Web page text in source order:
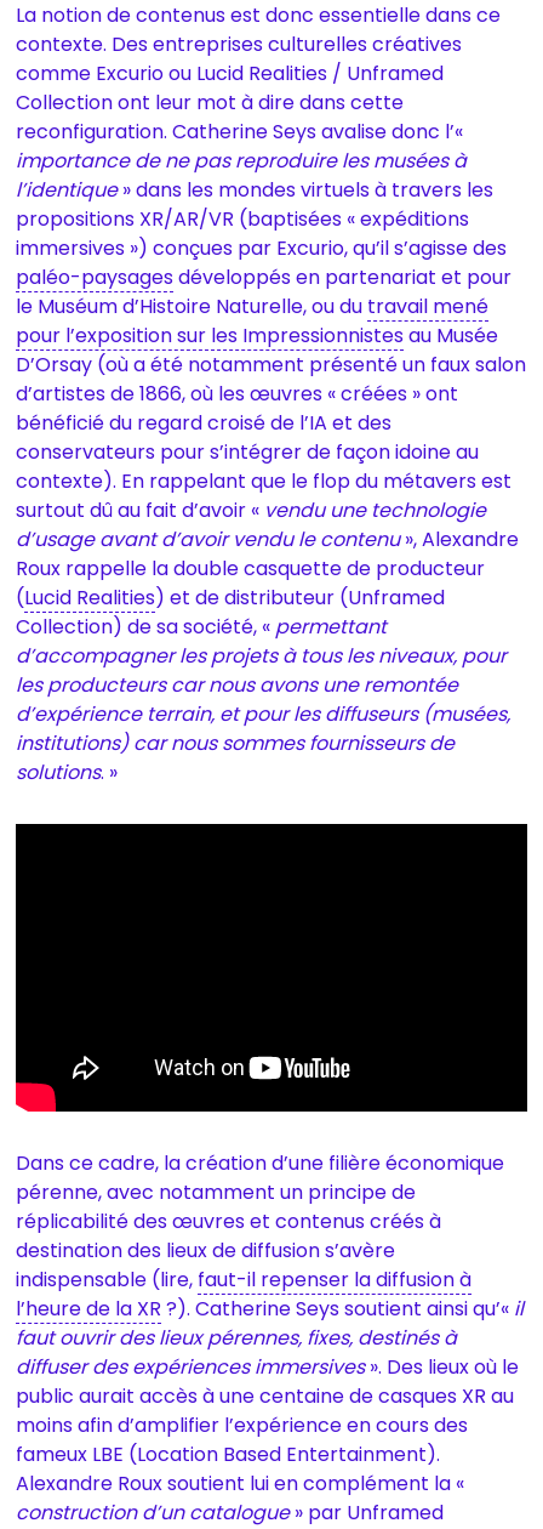
La notion de contenus est donc essentielle dans ce
contexte. Des entreprises culturelles créatives
comme Excurio ou Lucid Realities / Unframed
Collection ont leur mot à dire dans cette
reconfiguration. Catherine Seys avalise donc l’«
importance de ne pas reproduire les musées à
l’identique» dans les mondes virtuels à travers les
propositions XR/AR/VR (baptisées « expéditions
immersives ») conçues par Excurio, qu’il s’agisse des
paléo-paysagesdéveloppés en partenariat et pour
le Muséum d’Histoire Naturelle, ou du travail mené
pour l’exposition sur les Impressionnistesau Musée
D’Orsay (où a été notamment présenté un faux salon
d’artistes de 1866, où les œuvres « créées » ont
bénéficié du regard croisé de l’IA et des
conservateurs pour s’intégrer de façon idoine au
contexte). En rappelant que le flop du métavers est
surtout dû au fait d’avoir « vendu une technologie
d’usage avant d’avoir vendu le contenu», Alexandre
Roux rappelle la double casquette de producteur
(Lucid Realities) et de distributeur (Unframed
Collection) de sa société, « permettant
d’accompagner les projets à tous les niveaux, pour
les producteurs car nous avons une remontée
d’expérience terrain, et pour les diffuseurs (musées,
institutions) car nous sommes fournisseurs de
solutions. »
Dans ce cadre, la création d’une filière économique
pérenne, avec notamment un principe de
réplicabilité des œuvres et contenus créés à
destination des lieux de diffusion s’avère
indispensable (lire, faut-il repenser la diffusion à
l’heure de la XR ?). Catherine Seys soutient ainsi qu’« il
faut ouvrir des lieux pérennes, fixes, destinés à
diffuser des expériences immersives». Des lieux où le
public aurait accès à une centaine de casques XR au
moins afin d’amplifier l’expérience en cours des
fameux LBE (Location Based Entertainment).
Alexandre Roux soutient lui en complément la «
construction d’un catalogue» par Unframed